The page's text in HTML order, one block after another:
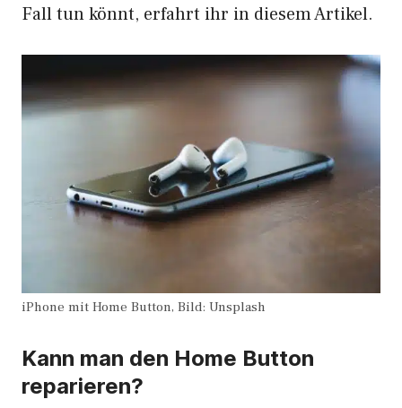
Fall tun könnt, erfahrt ihr in diesem Artikel.
iPhone mit Home Button, Bild: Unsplash
Kann man den Home Button
reparieren?